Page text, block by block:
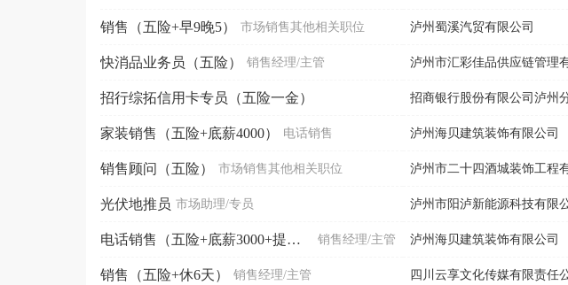
销售（五险+早9晚5） 市场销售其他相关职位 泸州蜀溪汽贸有限公司
快消品业务员（五险） 销售经理/主管 泸州市汇彩佳品供应链管理
招行综拓信用卡专员（五险一金） 招商银行股份有限公司泸州
家装销售（五险+底薪4000） 电话销售 泸州海贝建筑装饰有限公司
销售顾问（五险） 市场销售其他相关职位 泸州市二十四酒城装饰工程
光伏地推员 市场助理/专员 泸州市阳泸新能源科技有限
电话销售（五险+底薪3000+提成） 销售经理/主管 泸州海贝建筑装饰有限公司
销售（五险+休6天） 销售经理/主管 四川云享文化传媒有限责任